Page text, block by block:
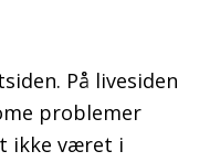
På livesiden
problemer
ikke været i